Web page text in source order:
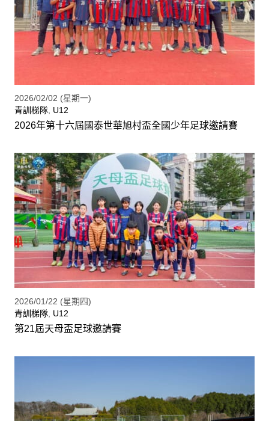
2026/02/02 (星期一)
青訓梯隊, U12
2026年第十六屆國泰世華旭村盃全國少年足球邀請賽
2026/01/22 (星期四)
青訓梯隊, U12
第21屆天母盃足球邀請賽